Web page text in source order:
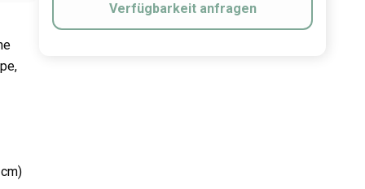
Verfügbarkeit anfragen